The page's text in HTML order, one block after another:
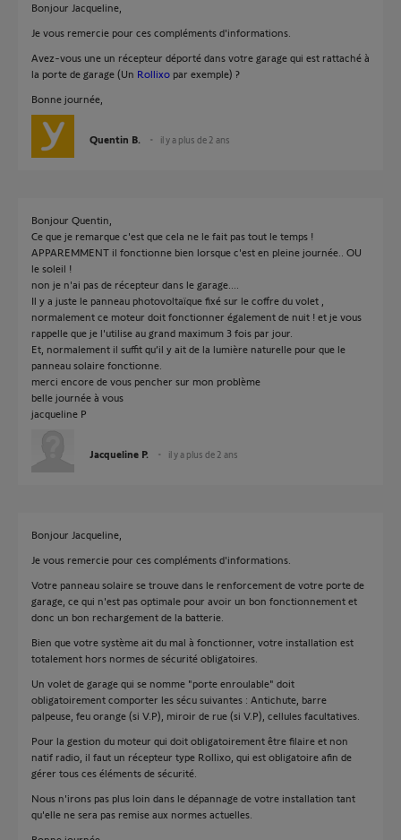
Bonjour Jacqueline,
Je vous remercie pour ces compléments d'informations.
Avez-vous une un récepteur déporté dans votre garage qui est rattaché à
la porte de garage (Un Rollixo par exemple) ?
Bonne journée,
Quentin B. il y a plus de 2 ans
Bonjour Quentin,
Ce que je remarque c'est que cela ne le fait pas tout le temps !
APPAREMMENT il fonctionne bien lorsque c'est en pleine journée.. OU
le soleil !
non je n'ai pas de récepteur dans le garage....
Il y a juste le panneau photovoltaïque fixé sur le coffre du volet ,
normalement ce moteur doit fonctionner également de nuit ! et je vous
rappelle que je l'utilise au grand maximum 3 fois par jour.
Et, normalement il suffit qu’il y ait de la lumière naturelle pour que le
panneau solaire fonctionne.
merci encore de vous pencher sur mon problème
belle journée à vous
jacqueline P
Jacqueline P. il y a plus de 2 ans
Bonjour Jacqueline,
Je vous remercie pour ces compléments d'informations.
Votre panneau solaire se trouve dans le renforcement de votre porte de
garage, ce qui n'est pas optimale pour avoir un bon fonctionnement et
donc un bon rechargement de la batterie.
Bien que votre système ait du mal à fonctionner, votre installation est
totalement hors normes de sécurité obligatoires.
Un volet de garage qui se nomme "porte enroulable" doit
obligatoirement comporter les sécu suivantes : Antichute, barre
palpeuse, feu orange (si V.P), miroir de rue (si V.P), cellules facultatives.
Pour la gestion du moteur qui doit obligatoirement être filaire et non
natif radio, il faut un récepteur type Rollixo, qui est obligatoire afin de
gérer tous ces éléments de sécurité.
Nous n'irons pas plus loin dans le dépannage de votre installation tant
qu'elle ne sera pas remise aux normes actuelles.